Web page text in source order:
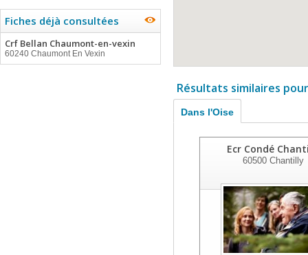
Fiches déjà consultées
Crf Bellan Chaumont-en-vexin
60240 Chaumont En Vexin
Résultats similaires
Dans l'Oise
Ecr Condé
60500 Chantilly